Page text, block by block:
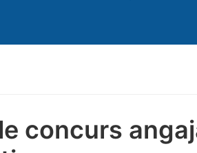
concurs